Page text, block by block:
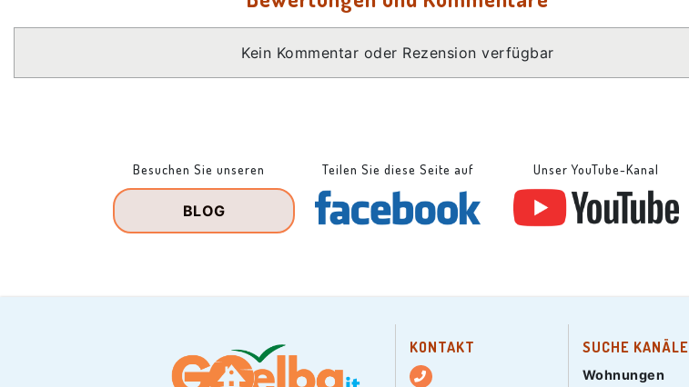
Kein Kommentar oder Rezension verfügbar
Besuchen Sie unseren
BLOG
Teilen Sie diese Seite auf Unser YouTube-Kanal
KONTAKT SUCHE KANÄLE
Wohnungen